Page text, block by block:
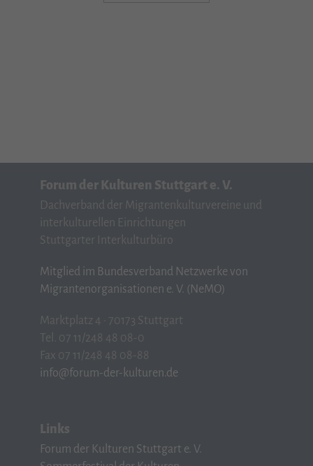
Forum der Kulturen Stuttgart e. V.
Dachverband der Migrantenkulturvereine und
interkulturellen Einrichtungen
Stuttgarter Interkulturbüro
Mitglied im Bundesverband Netzwerke von
Migrantenorganisationen e. V. (NeMO)
Marktplatz 4 · 70173 Stuttgart
Tel. 07 11/248 48 08-0
Fax 07 11/248 48 08-88
info@forum-der-kulturen.de
Links
Forum der Kulturen Stuttgart e. V.